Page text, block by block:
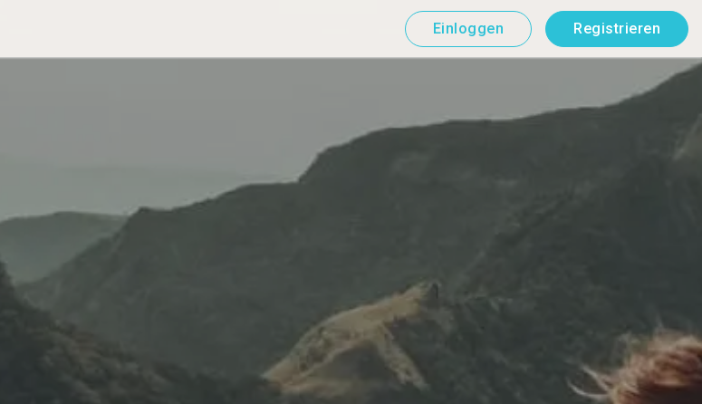
Einloggen Registrieren